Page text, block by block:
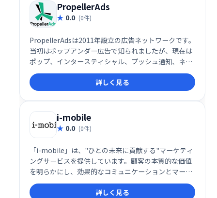
PropellerAds
0.0 (0件)
PropellerAdsは2011年設立の広告ネットワークです。
当初はポップアンダー広告で知られましたが、現在は
ポップ、インタースティシャル、プッシュ通知、ネイ
ティブ広告など、多様な広告フォーマットを提供して
います。継続的な開発により、競合他社とは一線を画
す広告ソリューションを提供しています。
詳しく見る
i-mobile
0.0 (0件)
「i-mobile」は、"ひとの未来に貢献する"マーケティ
ングサービスを提供しています。顧客の本質的な価値
を明らかにし、効果的なコミュニケーションとマーケ
ティング戦略を通じて、持続的かつ効果的な成長を支
援します。
詳しく見る